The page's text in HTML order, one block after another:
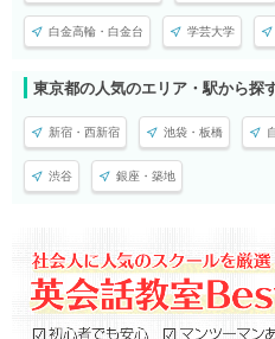
白金高輪・白金台 学芸大学
東京都の人気のエリア・駅から探
新宿・西新宿 池袋・板橋
渋谷 銀座・築地